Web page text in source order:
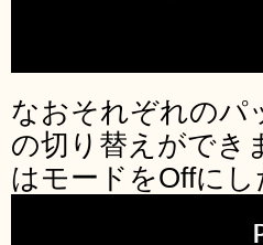
なおそれぞれのパ
の切り替えができ
はモードをOffに